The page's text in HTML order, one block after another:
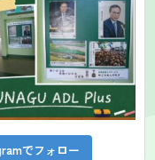
でフォロー